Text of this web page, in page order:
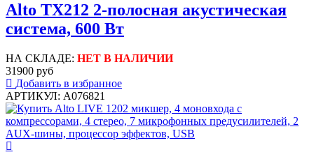
Alto TX212 2-полосная акустическая
система, 600 Вт
НА СКЛАДЕ: НЕТ В НАЛИЧИИ
31900 руб
Добавить в избранное
АРТИКУЛ: A076821